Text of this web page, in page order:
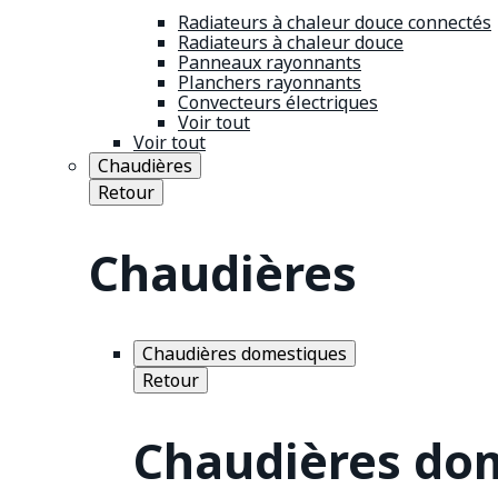
Radiateurs à chaleur douce connectés
Radiateurs à chaleur douce
Panneaux rayonnants
Planchers rayonnants
Convecteurs électriques
Voir tout
Voir tout
Chaudières
Retour
Chaudières
Chaudières domestiques
Retour
Chaudières